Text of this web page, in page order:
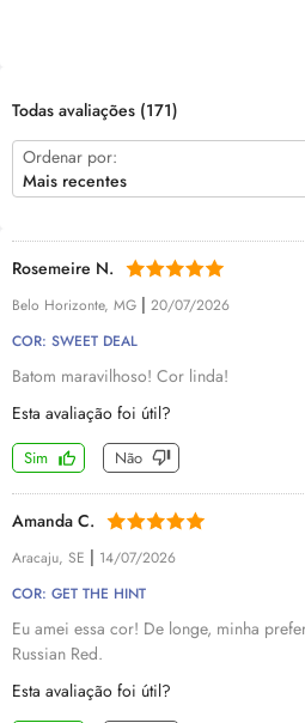
Todas avaliações (171)
Ordenar por:
Mais recentes
Rosemeire N.
Belo Horizonte, MG | 20/07/2026
COR: SWEET DEAL
Batom maravilhoso! Cor linda!
Esta avaliação foi útil?
Sim Não
Amanda C.
Aracaju, SE | 14/07/2026
COR: GET THE HINT
Eu amei essa cor! De longe, minha
Russian Red.
Esta avaliação foi útil?